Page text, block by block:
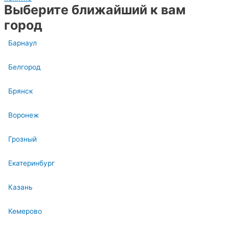
Выберите ближайший к вам
город
Барнаул
Белгород
Брянск
Воронеж
Грозный
Екатеринбург
Казань
Кемерово